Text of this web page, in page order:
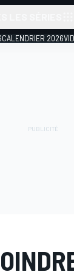
CALENDRIER 2026